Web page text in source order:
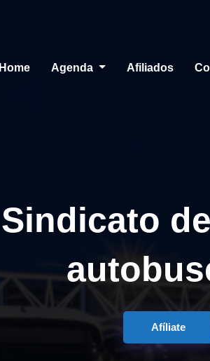
Home Agenda Afiliados
Sindicato
Afíliate